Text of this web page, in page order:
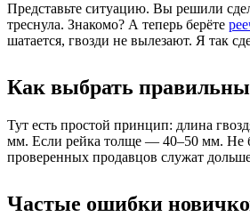
Представьте ситуацию. Вы решили
треснула. Знакомо? А теперь берёте
шатается, гвозди не вылезают. Я так
Как выбрать
Тут есть простой принцип: длина
мм. Если рейка толще — 40–50 мм. Не
проверенных продавцов служат
Частые ошибки